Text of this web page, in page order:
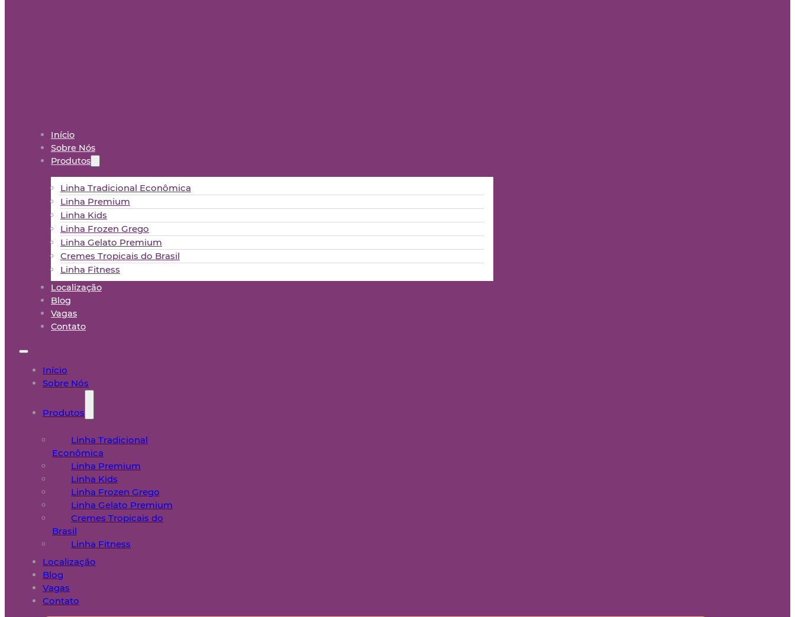
Início
Sobre Nós
Produtos
Linha Tradicional Econômica
Linha Premium
Linha Kids
Linha Frozen Grego
Linha Gelato Premium
Cremes Tropicais do Brasil
Linha Fitness
Localização
Blog
Vagas
Contato
Início
Sobre Nós
Produtos
Linha Tradicional
Econômica
Linha Premium
Linha Kids
Linha Frozen Grego
Linha Gelato Premium
Cremes Tropicais do
Brasil
Linha Fitness
Localização
Blog
Vagas
Contato